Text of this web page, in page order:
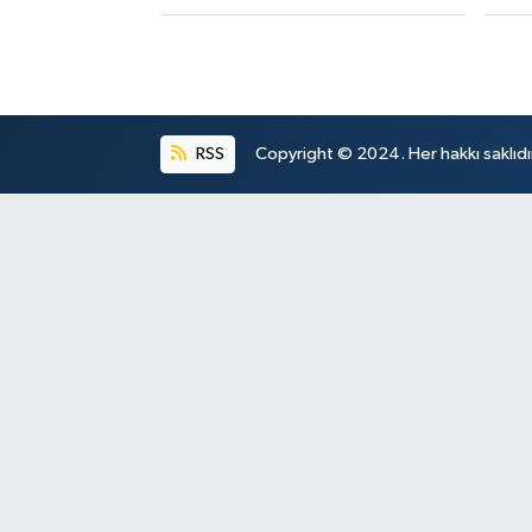
RSS Copyright © 2024. Her hakkı